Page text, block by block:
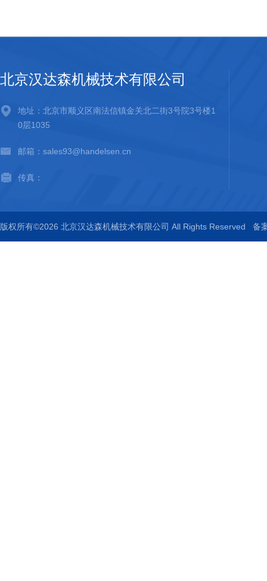
北京汉达森机械技术有限公司
地址：北京市顺义区南法信镇金关北二街3号院3号楼1
0层1035
邮箱：sales93@handelsen.cn
传真：
版权所有©2026 北京汉达森机械技术有限公司 All Rights Reserved 备